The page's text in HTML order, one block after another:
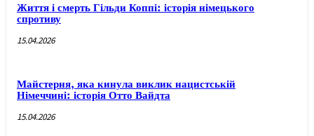
Життя і смерть Гільди Коппі: історія німецького
спротиву
15.04.2026
Майстерня, яка кинула виклик нацистській
Німеччині: історія Отто Вайдта
15.04.2026